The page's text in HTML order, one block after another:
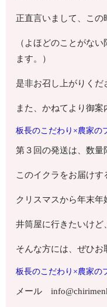
正直言いまして、この
（よほどのことがな
ます。）
是非お召し上がりくだ
また、かねてより御案
板長のこだわり×農家の
第３回の発送は、数量
このイクラをお届けす
クリスマスから年末年
井筒屋に行きたいけど
そんな方には、ぜひお
板長のこだわり×農家の
メール